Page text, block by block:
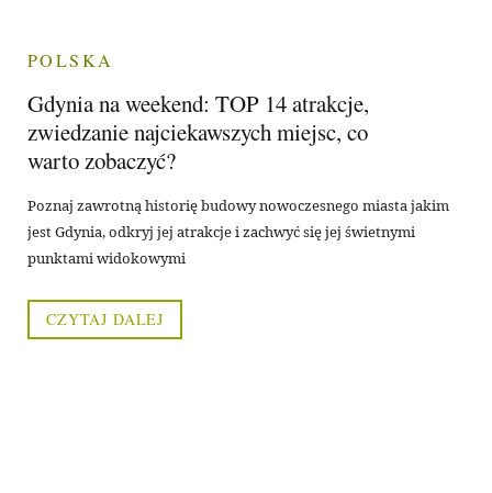
POLSKA
Gdynia na weekend: TOP 14 atrakcje,
zwiedzanie najciekawszych miejsc, co
warto zobaczyć?
Poznaj zawrotną historię budowy nowoczesnego miasta jakim
jest Gdynia, odkryj jej atrakcje i zachwyć się jej świetnymi
punktami widokowymi
CZYTAJ DALEJ